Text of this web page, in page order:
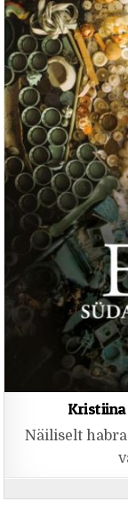
Kristiina
Näiliselt